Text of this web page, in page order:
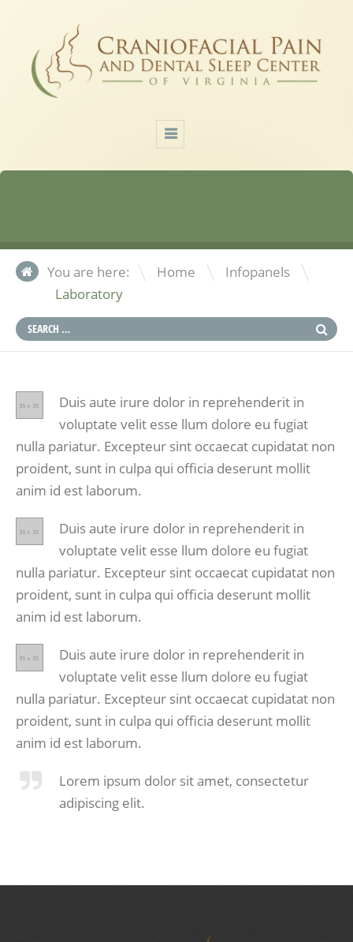
You are here: Home \ Infopanels \
Laboratory
Duis aute irure dolor in reprehenderit in
voluptate velit esse llum dolore eu fugiat
nulla pariatur. Excepteur sint occaecat cupidatat non
proident, sunt in culpa qui officia deserunt mollit
anim id est laborum.
Duis aute irure dolor in reprehenderit in
voluptate velit esse llum dolore eu fugiat
nulla pariatur. Excepteur sint occaecat cupidatat non
proident, sunt in culpa qui officia deserunt mollit
anim id est laborum.
Duis aute irure dolor in reprehenderit in
voluptate velit esse llum dolore eu fugiat
nulla pariatur. Excepteur sint occaecat cupidatat non
proident, sunt in culpa qui officia deserunt mollit
anim id est laborum.
Lorem ipsum dolor sit amet, consectetur
adipiscing elit.